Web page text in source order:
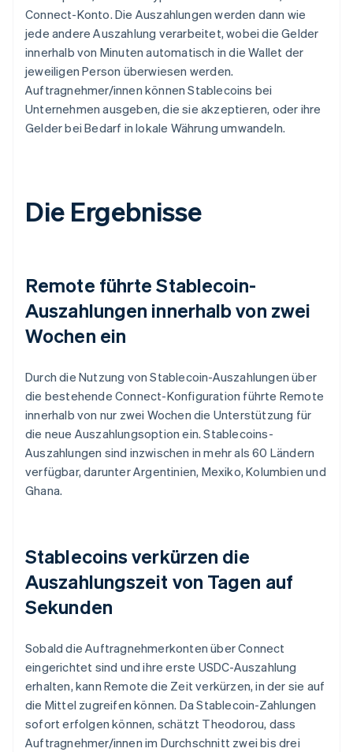
Connect-Konto. Die Auszahlungen werden dann wie
jede andere Auszahlung verarbeitet, wobei die Gelder
innerhalb von Minuten automatisch in die Wallet der
jeweiligen Person überwiesen werden.
Auftragnehmer/innen können Stablecoins bei
Unternehmen ausgeben, die sie akzeptieren, oder ihre
Gelder bei Bedarf in lokale Währung umwandeln.
Die Ergebnisse
Remote führte Stablecoin-
Auszahlungen innerhalb von zwei
Wochen ein
Durch die Nutzung von Stablecoin-Auszahlungen über
die bestehende Connect-Konfiguration führte Remote
innerhalb von nur zwei Wochen die Unterstützung für
die neue Auszahlungsoption ein. Stablecoins-
Auszahlungen sind inzwischen in mehr als 60 Ländern
verfügbar, darunter Argentinien, Mexiko, Kolumbien und
Ghana.
Stablecoins verkürzen die
Auszahlungszeit von Tagen auf
Sekunden
Sobald die Auftragnehmerkonten über Connect
eingerichtet sind und ihre erste USDC-Auszahlung
erhalten, kann Remote die Zeit verkürzen, in der sie auf
die Mittel zugreifen können. Da Stablecoin-Zahlungen
sofort erfolgen können, schätzt Theodorou, dass
Auftragnehmer/innen im Durchschnitt zwei bis drei